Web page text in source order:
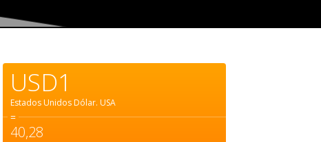
USD1
Estados Unidos Dólar. USA
=
40,28